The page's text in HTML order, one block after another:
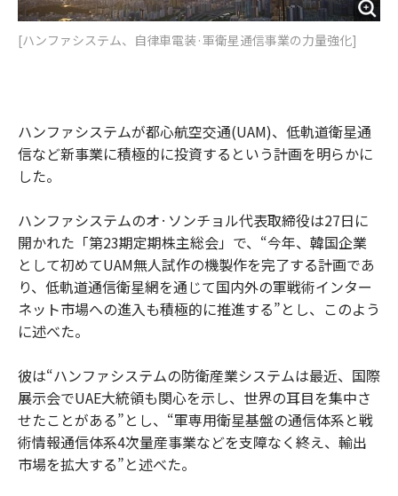
[ハンファシステム、自律車電装·軍衛星通信事業の力量強化]
ハンファシステムが都心航空交通(UAM)、低軌道衛星通
信など新事業に積極的に投資するという計画を明らかに
した。
ハンファシステムのオ·ソンチョル代表取締役は27日に
開かれた「第23期定期株主総会」で、“今年、韓国企業
として初めてUAM無人試作の機製作を完了する計画であ
り、低軌道通信衛星網を通じて国内外の軍戦術インター
ネット市場への進入も積極的に推進する”とし、このよう
に述べた。
彼は“ハンファシステムの防衛産業システムは最近、国際
展示会でUAE大統領も関心を示し、世界の耳目を集中さ
せたことがある”とし、“軍専用衛星基盤の通信体系と戦
術情報通信体系4次量産事業などを支障なく終え、輸出
市場を拡大する”と述べた。